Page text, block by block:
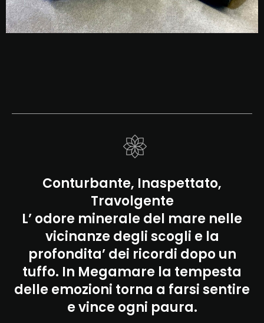
Conturbante, Inaspettato,
Travolgente
L’ odore minerale del mare nelle
vicinanze degli scogli e la
profondita’ dei ricordi dopo un
tuffo. In Megamare la tempesta
delle emozioni torna a farsi sentire
e vince ogni paura.